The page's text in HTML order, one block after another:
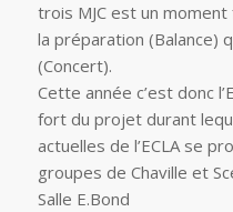
trois MJC est un
la préparation (Balance)
(Concert).
Cette année c’est donc
fort du projet durant
actuelles de l’ECLA se
groupes de Chaville et
Salle E.Bond